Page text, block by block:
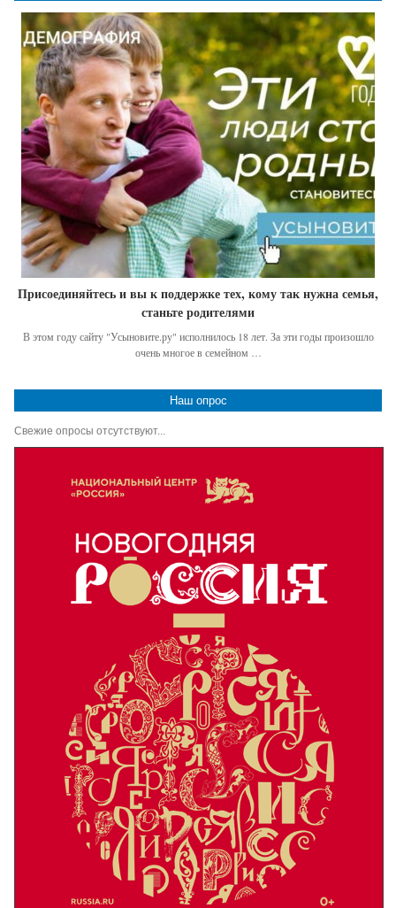
Присоединяйтесь и вы к поддержке тех, кому так нужна семья,
станьте родителями
В этом году сайту "Усыновите.ру" исполнилось 18 лет. За эти годы произошло
очень многое в семейном …
Наш опрос
Свежие опросы отсутствуют...